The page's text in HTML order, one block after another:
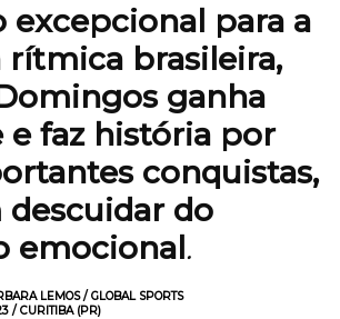
excepcional para a
rítmica brasileira,
ganha
e faz história por
conquistas,
descuidar do
emocional .
LEMOS / GLOBAL SPORTS
/ CURITIBA (PR)